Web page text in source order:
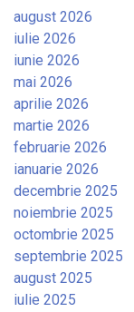
august 2026
iulie 2026
iunie 2026
mai 2026
aprilie 2026
martie 2026
februarie 2026
ianuarie 2026
decembrie 2025
noiembrie 2025
octombrie 2025
septembrie 2025
august 2025
iulie 2025